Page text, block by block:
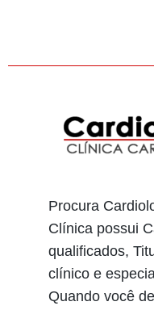
Procura
Clínica possui
qualificados,
clínico e
Quando você